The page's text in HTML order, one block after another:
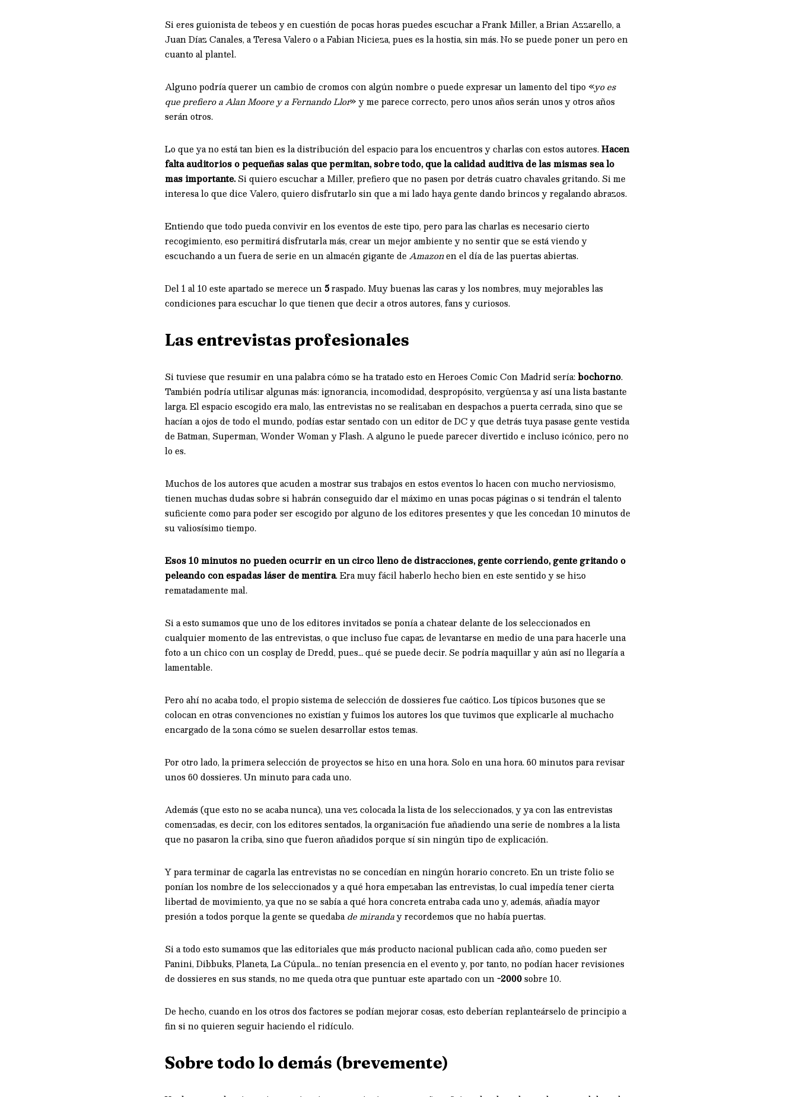
Si eres guionista de tebeos y en cuestión de pocas horas puedes escuchar a Frank Miller, a Brian Azzarello, a
Juan Díaz Canales, a Teresa Valero o a Fabian Nicieza, pues es la hostia, sin más. No se puede poner un pero en
cuanto al plantel.
Alguno podría querer un cambio de cromos con algún nombre o puede expresar un lamento del tipo «yo es
que prefiero a Alan Moore y a Fernando Llor» y me parece correcto, pero unos años serán unos y otros años
serán otros.
Lo que ya no está tan bien es la distribución del espacio para los encuentros y charlas con estos autores.Hacen
falta auditorios o pequeñas salas que permitan, sobre todo, que la calidad auditiva de las mismas sea lo
mas importante.Si quiero escuchar a Miller, prefiero que no pasen por detrás cuatro chavales gritando. Si me
interesa lo que dice Valero, quiero disfrutarlo sin que a mi lado haya gente dando brincos y regalando abrazos.
Entiendo que todo pueda convivir en los eventos de este tipo, pero para las charlas es necesario cierto
recogimiento, eso permitirá disfrutarla más, crear un mejor ambiente y no sentir que se está viendo y
escuchando a un fuera de serie en un almacén gigante de Amazonen el día de las puertas abiertas.
Del 1 al 10 este apartado se merece un 5raspado. Muy buenas las caras y los nombres, muy mejorables las
condiciones para escuchar lo que tienen que decir a otros autores, fans y curiosos.
Las entrevistas profesionales
Si tuviese que resumir en una palabra cómo se ha tratado esto en Heroes Comic Con Madrid sería:bochorno.
También podría utilizar algunas más: ignorancia, incomodidad, despropósito, vergüenza y así una lista bastante
larga. El espacio escogido era malo, las entrevistas no se realizaban en despachos a puerta cerrada, sino que se
hacían a ojos de todo el mundo, podías estar sentado con un editor de DC y que detrás tuya pasase gente vestida
de Batman, Superman, Wonder Woman y Flash. A alguno le puede parecer divertido e incluso icónico, pero no
lo es.
Muchos de los autores que acuden a mostrar sus trabajos en estos eventos lo hacen con mucho nerviosismo,
tienen muchas dudas sobre si habrán conseguido dar el máximo en unas pocas páginas o si tendrán el talento
suficiente como para poder ser escogido por alguno de los editores presentes y que les concedan 10 minutos de
su valiosísimo tiempo.
Esos 10 minutos no pueden ocurrir en un circo lleno de distracciones, gente corriendo, gente gritando o
peleando con espadas láser de mentira. Era muy fácil haberlo hecho bien en este sentido y se hizo
rematadamente mal.
Si a esto sumamos que uno de los editores invitados se ponía a chatear delante de los seleccionados en
cualquier momento de las entrevistas, o que incluso fue capaz de levantarse en medio de una para hacerle una
foto a un chico con un cosplay de Dredd, pues… qué se puede decir. Se podría maquillar y aún así no llegaría a
lamentable.
Pero ahí no acaba todo, el propio sistema de selección de dossieres fue caótico. Los típicos buzones que se
colocan en otras convenciones no existían y fuimos los autores los que tuvimos que explicarle al muchacho
encargado de la zona cómo se suelen desarrollar estos temas.
Por otro lado, la primera selección de proyectos se hizo en una hora. Solo en una hora. 60 minutos para revisar
unos 60 dossieres. Un minuto para cada uno.
Además (que esto no se acaba nunca), una vez colocada la lista de los seleccionados, y ya con las entrevistas
comenzadas, es decir, con los editores sentados, la organización fue añadiendo una serie de nombres a la lista
que no pasaron la criba, sino que fueron añadidos porque sí sin ningún tipo de explicación.
Y para terminar de cagarla las entrevistas no se concedían en ningún horario concreto. En un triste folio se
ponían los nombre de los seleccionados y a qué hora empezaban las entrevistas, lo cual impedía tener cierta
libertad de movimiento, ya que no se sabía a qué hora concreta entraba cada uno y, además, añadía mayor
presión a todos porque la gente se quedabade miranday recordemos que no había puertas.
Si a todo esto sumamos que las editoriales que más producto nacional publican cada año, como pueden ser
Panini, Dibbuks, Planeta, La Cúpula… no tenían presencia en el evento y, por tanto, no podían hacer revisiones
de dossieres en sus stands, no me queda otra que puntuar este apartado con un-2000sobre 10.
De hecho, cuando en los otros dos factores se podían mejorar cosas, esto deberían replanteárselo de principio a
fin si no quieren seguir haciendo el ridículo.
Sobre todo lo demás (brevemente)